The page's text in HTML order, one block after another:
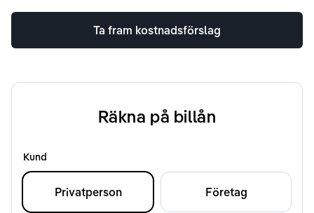
Ta fram kostnadsförslag
Räkna på billån
Kund
Privatperson Företag